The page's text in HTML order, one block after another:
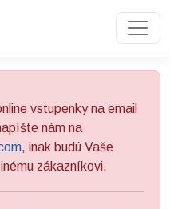
vstupenky na email
nám na
, inak budú Vaše
zákazníkovi.